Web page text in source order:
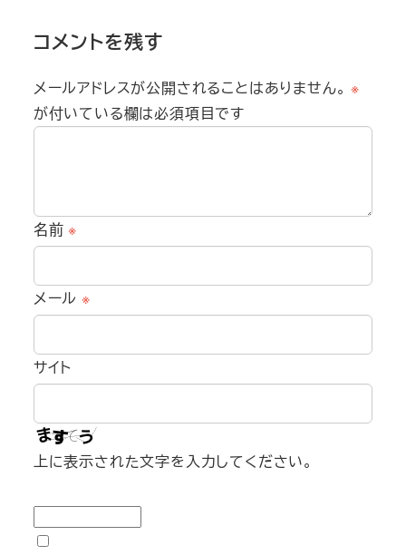
コメントを残す
メールアドレスが公開されることはありません。 ※
が付いている欄は必須項目です
名前※
メール ※
サイト
上に表示された文字を入力してください。